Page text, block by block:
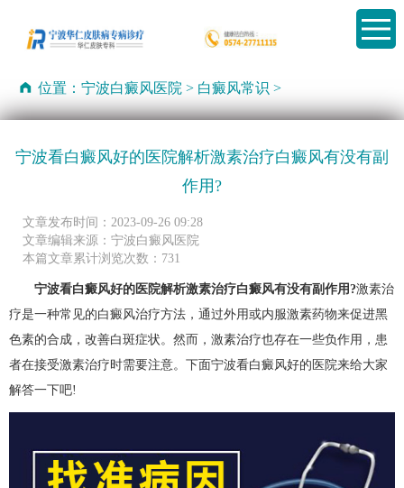
位置：宁波白癜风医院 > 白癜风常识 >
宁波看白癜风好的医院解析激素治疗白癜风有没有副
作用?
文章发布时间：2023-09-26 09:28
文章编辑来源：宁波白癜风医院
本篇文章累计浏览次数：731
宁波看白癜风好的医院解析激素治疗白癜风有没有副作用?激素治
疗是一种常见的白癜风治疗方法，通过外用或内服激素药物来促进黑
色素的合成，改善白斑症状。然而，激素治疗也存在一些负作用，患
者在接受激素治疗时需要注意。下面宁波看白癜风好的医院来给大家
解答一下吧!